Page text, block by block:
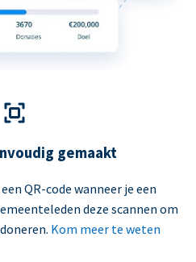
gemaakt
QR-code wanneer je een
deze scannen om
Kom meer te weten